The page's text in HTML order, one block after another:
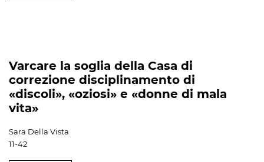
Varcare la soglia della Casa di
correzione disciplinamento di
«discoli», «oziosi» e «donne di mala
vita»
Sara Della Vista
11-42